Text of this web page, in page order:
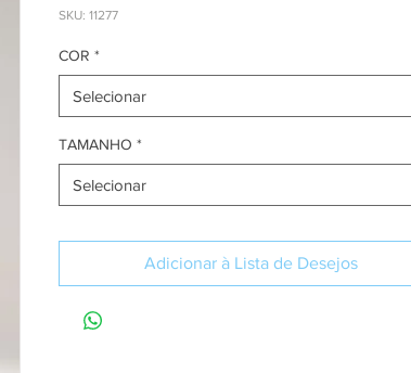
SKU: 11277
COR *
Selecionar
TAMANHO *
Selecionar
Adicionar à Lista de Desejos